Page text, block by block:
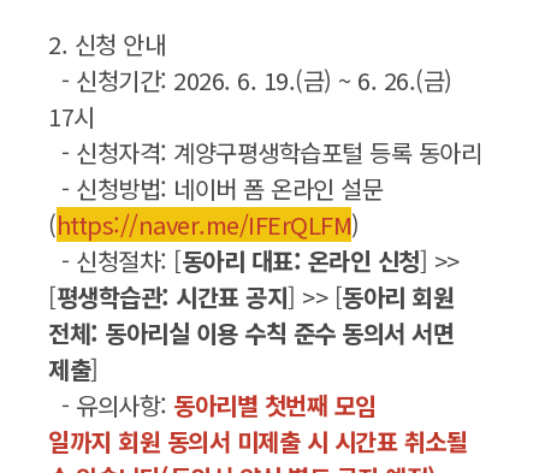
2. 신청 안내
- 신청기간: 2026. 6. 19.(금) ~ 6. 26.(금)
17시
- 신청자격: 계양구평생학습포털 등록 동아리
- 신청방법: 네이버 폼 온라인 설문
(https://naver.me/IFErQLFM)
- 신청절차: [동아리 대표: 온라인 신청] >>
[평생학습관: 시간표 공지] >> [동아리 회원
전체: 동아리실 이용 수칙 준수 동의서 서면
제출]
- 유의사항: 동아리별 첫번째 모임
일까지 회원 동의서 미제출 시 시간표 취소될